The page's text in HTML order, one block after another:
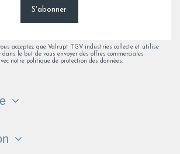
S'abonner
acceptez que Valrupt TGV industries collecte et utilise
dans le but de vous envoyer des offres commerciales
notre politique de protection des données.